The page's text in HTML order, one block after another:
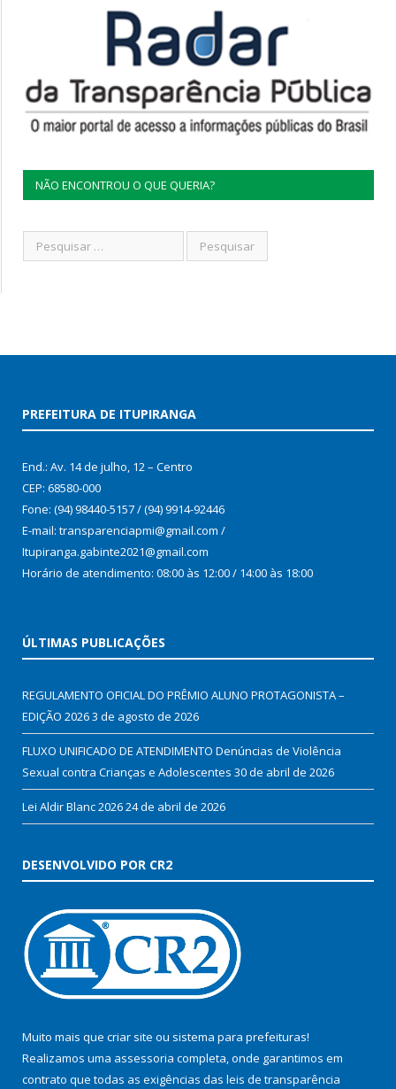
NÃO ENCONTROU O QUE QUERIA?
PREFEITURA DE ITUPIRANGA
End.: Av. 14 de julho, 12 – Centro
CEP: 68580-000
Fone: (94) 98440-5157 / (94) 9914-92446
E-mail: transparenciapmi@gmail.com /
Itupiranga.gabinte2021@gmail.com
Horário de atendimento: 08:00 às 12:00 / 14:00 às 18:00
ÚLTIMAS PUBLICAÇÕES
REGULAMENTO OFICIAL DO PRÊMIO ALUNO PROTAGONISTA –
EDIÇÃO 20263 de agosto de 2026
FLUXO UNIFICADO DE ATENDIMENTO Denúncias de Violência
Sexual contra Crianças e Adolescentes 30 de abril de 2026
Lei Aldir Blanc 202624 de abril de 2026
DESENVOLVIDO POR CR2
Muito mais que criar site ou sistema para prefeituras!
Realizamos uma assessoria completa, onde garantimos em
contrato que todas as exigências das leis de transparência